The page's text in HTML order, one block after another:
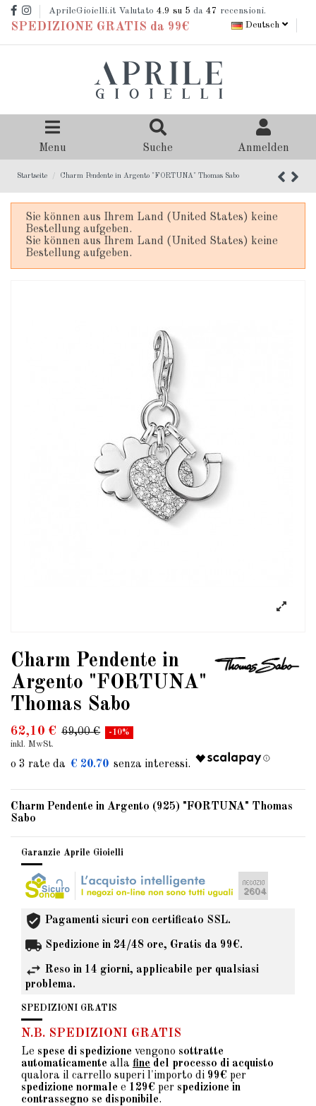
AprileGioielli.it Valutato 4.9 su 5 da 47 recensioni.
SPEDIZIONE GRATIS da 99€ Deutsch
Menu Suche Anmelden
Startseite Charm Pendente in Argento "FORTUNA" Thomas Sabo
Sie können aus Ihrem Land (United States) keine
Bestellung aufgeben.
Sie können aus Ihrem Land (United States) keine
Bestellung aufgeben.
Charm Pendente in
Argento "FORTUNA"
Thomas Sabo
62,10 € 69,00 € -10%
inkl. MwSt.
€ 20.70
Charm Pendente in Argento (925) "FORTUNA" Thomas
Sabo
Garanzie Aprile Gioielli
Pagamenti sicuri con certificato SSL.
Spedizione in 24/48 ore, Gratis da 99€.
Reso in 14 giorni, applicabile per qualsiasi
problema.
SPEDIZIONI GRATIS
N.B. SPEDIZIONI GRATIS
Le spese di spedizione vengono sottratte
automaticamente alla fine del processo di acquisto
qualora il carrello superi l'importo di 99€ per
spedizione normale e 129€ per spedizione in
contrassegno se disponibile.